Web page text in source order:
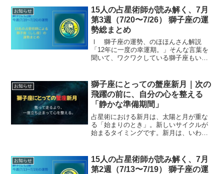
き出しています。けれど、その言葉を聞
くたびに、ふとこん...
お知らせ
15人の占星術師が読み解く、7月
第3週（7/20〜7/26） 獅子座の運
勢総まとめ
Ⅰ 獅子座の運勢、のほほんさん解説
「12年に一度の幸運期。」そんな言葉を
聞いて、ワクワクしている獅子座もいれ
ろ、「最近そんなに良いことなんてない
けど…。」そう感じている...
お知らせ
獅子座にとっての蟹座新月｜次の
飛躍の前に、自分の心を整える
「静かな準備期間」
占星術における新月は、太陽と月が重な
る「始まりのとき」。新しいサイクルが
始まるタイミングです。新月は、いわば
に大切なものだけを残して、新しい流れ
を迎える準備をする時間...
お知らせ
15人の占星術師が読み解く、7月
第2週（7/13〜7/19） 獅子座の運